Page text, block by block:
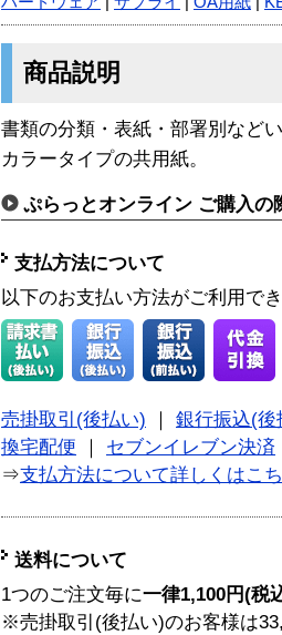
商品説明
書類の分類・表紙・部署別など
カラータイプの共用紙。
ぷらっとオンライン ご購入の
支払方法について
以下のお支払い方法がご利用で
売掛取引(後払い)
銀行振込(後
換宅配便
セブンイレブン決済
⇒支払方法について詳しくはこ
送料について
1つのご注文毎に一律1,100円(税
※売掛取引(後払い)のお客様は